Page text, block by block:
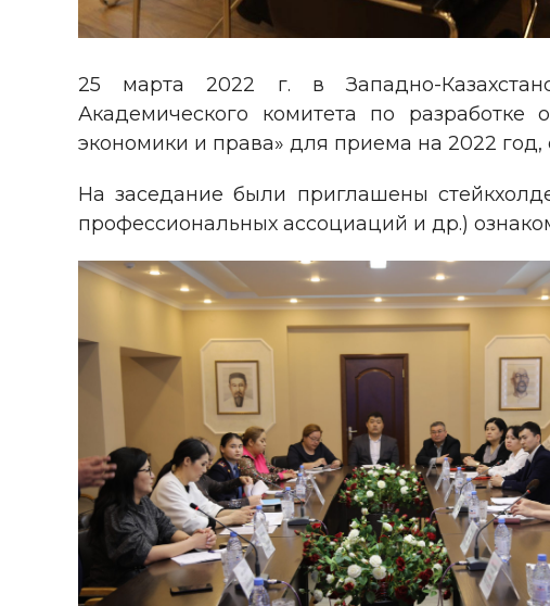
25 марта 2022 г. в Западно-
Академического комитета по разработке
экономики и права» для приема на 2022
На заседание были приглашены
профессиональных ассоциаций и др.)